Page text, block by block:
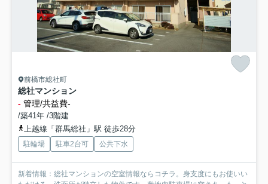
前橋市総社町
総社マンション
- 管理/共益費-
/築41年 /3階建
上越線「群馬総社」駅 徒歩28分
駐輪場 駐車2台可 公共下水
新着情報：総社マンションの空室情報ならコチラ。身支度にもお使いい